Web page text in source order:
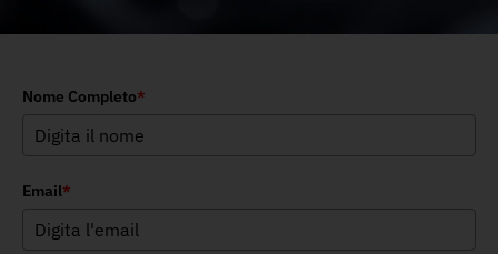
Nome Completo*
Email*